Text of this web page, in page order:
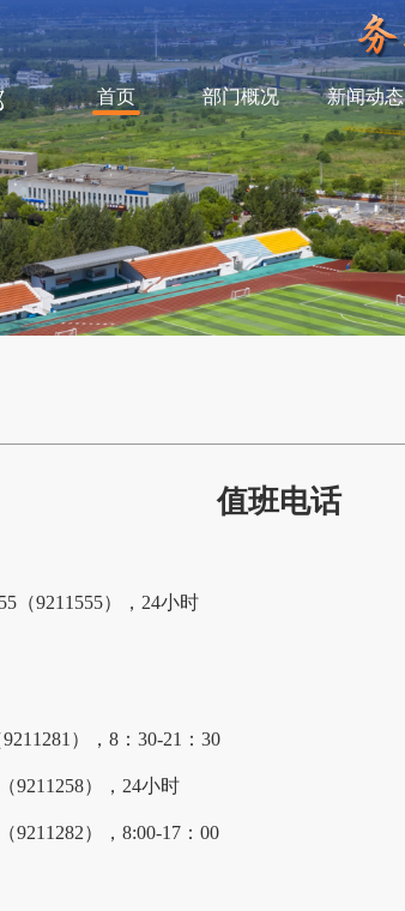
首页 部门概况 新闻动态
值班电话
（9211555），24小时
），8：30-21：30
9211258），24小时
9211282），8:00-17：00